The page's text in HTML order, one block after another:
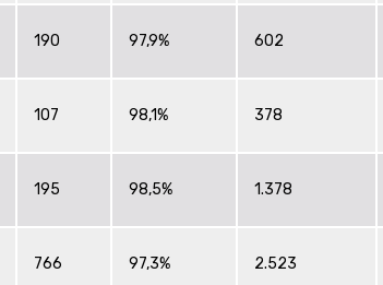
190 97,9% 602
107 98,1% 378
195 98,5% 1.378
766 97,3% 2.523